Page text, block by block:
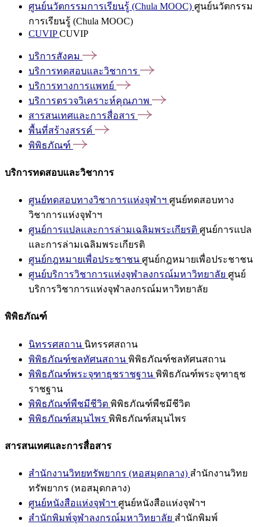
ศูนย์นวัตกรรมการเรียนรู้ (Chula MOOC) ศูนย์นวัตกรรม
การเรียนรู้ (Chula MOOC)
CUVIPCUVIP
บริการสังคม
บริการทดสอบและวิชาการ
บริการทางการแพทย์
บริการตรวจวิเคราะห์คุณภาพ
สารสนเทศและการสื่อสาร
พื้นที่สร้างสรรค์
พิพิธภัณฑ์
บริการทดสอบและวิชาการ
ศูนย์ทดสอบทางวิชาการแห่งจุฬาฯ ศูนย์ทดสอบทาง
วิชาการแห่งจุฬาฯ
ศูนย์การแปลและการล่ามเฉลิมพระเกียรติ ศูนย์การแปล
และการล่ามเฉลิมพระเกียรติ
ศูนย์กฎหมายเพื่อประชาชน ศูนย์กฎหมายเพื่อประชาชน
ศูนย์บริการวิชาการแห่งจุฬาลงกรณ์มหาวิทยาลัย ศูนย์
บริการวิชาการแห่งจุฬาลงกรณ์มหาวิทยาลัย
พิพิธภัณฑ์
นิทรรศสถาน นิทรรศสถาน
พิพิธภัณฑ์ชลทัศนสถาน พิพิธภัณฑ์ชลทัศนสถาน
พิพิธภัณฑ์พระจุฑาธุชราชฐาน พิพิธภัณฑ์พระจุฑาธุช
ราชฐาน
พิพิธภัณฑ์พืชมีชีวิต พิพิธภัณฑ์พืชมีชีวิต
พิพิธภัณฑ์สมุนไพร พิพิธภัณฑ์สมุนไพร
สารสนเทศและการสื่อสาร
สำนักงานวิทยทรัพยากร (หอสมุดกลาง) สำนักงานวิทย
ทรัพยากร (หอสมุดกลาง)
ศูนย์หนังสือแห่งจุฬาฯ ศูนย์หนังสือแห่งจุฬาฯ
สำนักพิมพ์จุฬาลงกรณ์มหาวิทยาลัย สำนักพิมพ์